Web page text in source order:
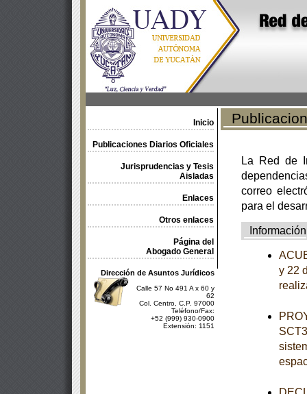
Inicio
Publicaciones Diarios Oficiales
Jurisprudencias y Tesis
Aisladas
Enlaces
Otros enlaces
Página del
Abogado General
Dirección de Asuntos Jurídicos
Calle 57 No 491 A x 60 y
62
Col. Centro, C.P. 97000
Teléfono/Fax:
+52 (999) 930-0900
Extensión: 1151
La Red de
correo
para el
Información
y 22